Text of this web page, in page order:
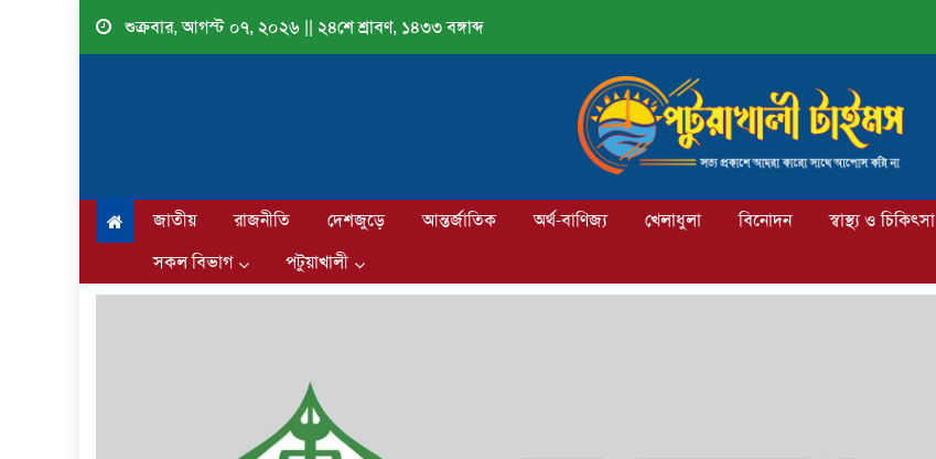
Skip
শুক্রবার, আগস্ট ০৭, ২০২৬ || ২৪শে শ্রাবণ, ১৪৩৩ বঙ্গাব্দ
জাতীয় রাজনীতি দেশজুড়ে আন্তর্জাতিক অর্থ-বাণিজ্য খেলাধুলা বিনোদন স্বাস্থ্য ও চিকিৎসা
সকল বিভাগ
পটুয়াখালী